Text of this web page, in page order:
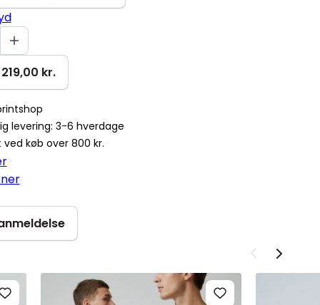
kr.
levering: 3-6 hverdage
ved køb over 800 kr.